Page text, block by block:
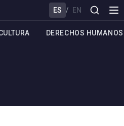
ES / EN
DERECHOS HUMANOS